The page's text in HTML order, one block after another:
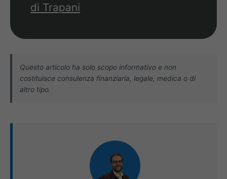
di Trapani
Questo articolo ha solo scopo informativo e non
costituisce consulenza finanziaria, legale, medica o di
altro tipo.